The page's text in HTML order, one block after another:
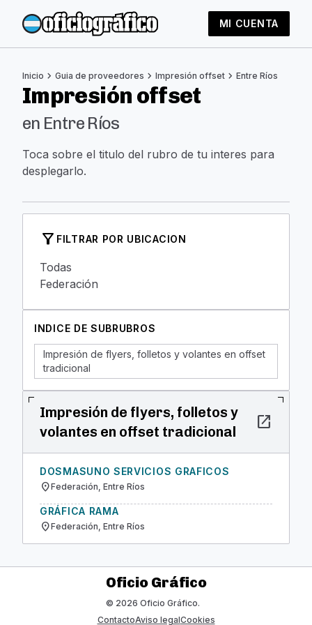
MI CUENTA
Inicio chevron_right Guia de proveedores chevron_right Impresión offset chevron_right Entre Ríos
Impresión offset
en Entre Ríos
Toca sobre el titulo del rubro de tu interes para
desplegarlo.
filter_alt FILTRAR POR UBICACION
Todas
Federación
INDICE DE SUBRUBROS
Impresión de flyers, folletos y volantes en offset
tradicional
Impresión de flyers, folletos y
volantes en offset tradicional
open_in_new
DOSMASUNO SERVICIOS GRAFICOS
location_onFederación, Entre Ríos
GRÁFICA RAMA
location_onFederación, Entre Ríos
Oficio Gráfico
© 2026 Oficio Gráfico.
ContactoAviso legalCookies